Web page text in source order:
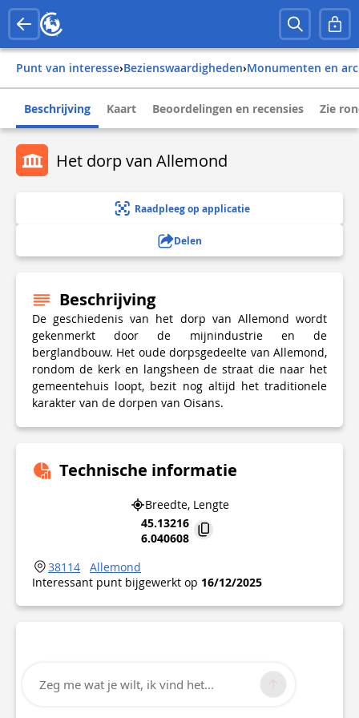
Punt van interesse› Bezienswaardigheden› Monumenten en
Beschrijving Kaart Beoordelingen en recensies Zie
Het dorp van Allemond
Raadpleeg op applicatie
Delen
Beschrijving
De geschiedenis van het dorp van Allemond wordt
gekenmerkt door de mijnindustrie en de
berglandbouw. Het oude dorpsgedeelte van Allemond,
rondom de kerk en langsheen de straat die naar het
gemeentehuis loopt, bezit nog altijd het traditionele
karakter van de dorpen van Oisans.
Technische informatie
Breedte, Lengte
45.13216
6.040608
38114
Allemond
Interessant punt bijgewerkt op 16/12/2025
Zeg me wat je wilt, ik vind het...